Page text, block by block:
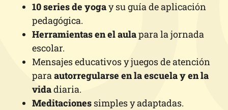
10 series de yogay su guía de aplicación
pedagógica.
Herramientas en el aulapara la jornada
escolar.
Mensajes educativos y juegos de atención
paraautorregularse en la escuela y en la
vidadiaria.
Meditaciones simples y adaptadas.